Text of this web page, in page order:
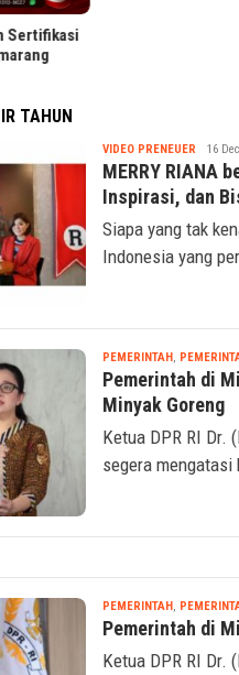
TAHUN
VIDEO PRENEUER Nabila
16
MERRY RIANA
Inspirasi, dan
Siapa yang tak
Indonesia yang
PEMERINTAH
Pemerintah di
Minyak Goreng
Ketua DPR RI Dr.
segera mengatasi
PEMERINTAH
Pemerintah di
Ketua DPR RI Dr.